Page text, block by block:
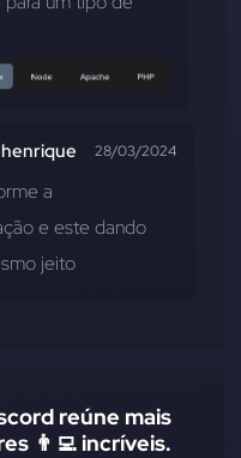
28/03/2024
a
e este dando
jeito
reúne mais
👨‍💻 incríveis.